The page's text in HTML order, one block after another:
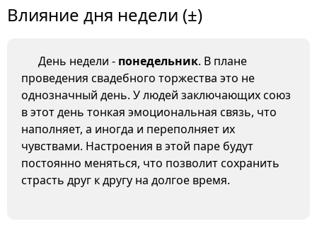
Влияние дня недели (±)
День недели - понедельник. В плане
проведения свадебного торжества это не
однозначный день. У людей заключающих союз
в этот день тонкая эмоциональная связь, что
наполняет, а иногда и переполняет их
чувствами. Настроения в этой паре будут
постоянно меняться, что позволит сохранить
страсть друг к другу на долгое время.